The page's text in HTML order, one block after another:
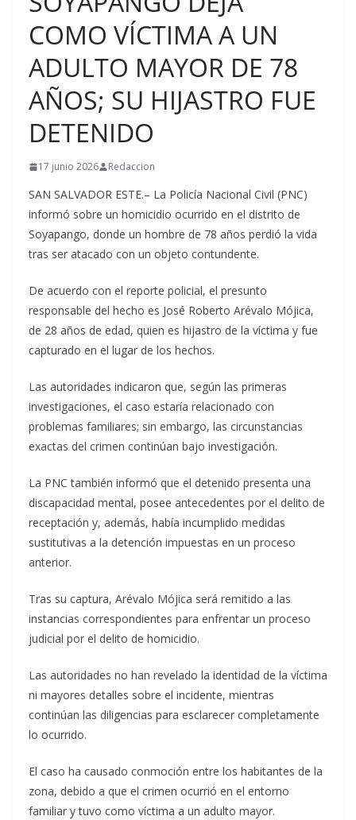
COMO VÍCTIMA A UN
ADULTO MAYOR DE 78
AÑOS; SU HIJASTRO FUE
DETENIDO
17 junio 2026 Redaccion
SAN SALVADOR ESTE.– La Policía Nacional Civil (PNC)
informó sobre un homicidio ocurrido en el distrito de
Soyapango, donde un hombre de 78 años perdió la vida
tras ser atacado con un objeto contundente.
De acuerdo con el reporte policial, el presunto
responsable del hecho es José Roberto Arévalo Mójica,
de 28 años de edad, quien es hijastro de la víctima y fue
capturado en el lugar de los hechos.
Las autoridades indicaron que, según las primeras
investigaciones, el caso estaría relacionado con
problemas familiares; sin embargo, las circunstancias
exactas del crimen continúan bajo investigación.
La PNC también informó que el detenido presenta una
discapacidad mental, posee antecedentes por el delito de
receptación y, además, había incumplido medidas
sustitutivas a la detención impuestas en un proceso
anterior.
Tras su captura, Arévalo Mójica será remitido a las
instancias correspondientes para enfrentar un proceso
judicial por el delito de homicidio.
Las autoridades no han revelado la identidad de la víctima
ni mayores detalles sobre el incidente, mientras
continúan las diligencias para esclarecer completamente
lo ocurrido.
El caso ha causado conmoción entre los habitantes de la
zona, debido a que el crimen ocurrió en el entorno
familiar y tuvo como víctima a un adulto mayor.